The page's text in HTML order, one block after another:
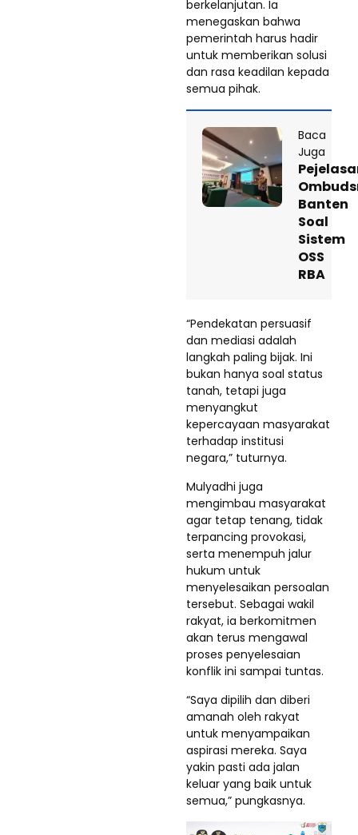
berkelanjutan. Ia
menegaskan bahwa
pemerintah harus hadir
untuk memberikan solusi
dan rasa keadilan kepada
semua pihak.
Baca
Juga
Banten
Soal
Sistem
OSS
RBA
“Pendekatan persuasif
dan mediasi adalah
langkah paling bijak. Ini
bukan hanya soal status
tanah, tetapi juga
menyangkut
kepercayaan masyarakat
terhadap institusi
negara,” tuturnya.
Mulyadhi juga
mengimbau masyarakat
agar tetap tenang, tidak
terpancing provokasi,
serta menempuh jalur
hukum untuk
menyelesaikan persoalan
tersebut. Sebagai wakil
rakyat, ia berkomitmen
akan terus mengawal
proses penyelesaian
konflik ini sampai tuntas.
“Saya dipilih dan diberi
amanah oleh rakyat
untuk menyampaikan
aspirasi mereka. Saya
yakin pasti ada jalan
keluar yang baik untuk
semua,” pungkasnya.